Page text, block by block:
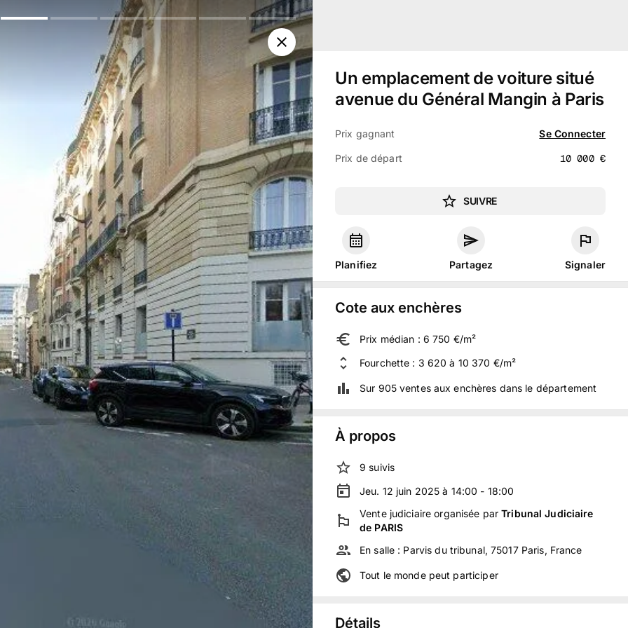
Un emplacement de voiture situé
avenue du Général Mangin à Paris
Prix gagnant Se Connecter
Prix de départ 10 000 €
SUIVRE
Planifiez Partagez Signaler
Cote aux enchères
Prix médian : 6 750 €/m²
Fourchette : 3 620 à 10 370 €/m²
Sur 905 ventes aux enchères dans le département
À propos
9 suivis
Jeu. 12 juin 2025 à 14:00 - 18:00
Vente judiciaire organisée parTribunal Judiciaire
de PARIS
En salle : Parvis du tribunal, 75017 Paris, France
Tout le monde peut participer
Détails